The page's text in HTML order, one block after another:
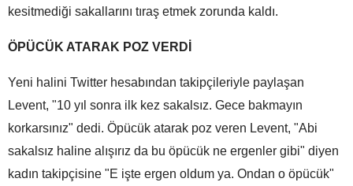
kesitmediği sakallarını tıraş etmek zorunda kaldı.
ÖPÜCÜK ATARAK POZ VERDİ
Yeni halini Twitter hesabından takipçileriyle paylaşan
Levent, "10 yıl sonra ilk kez sakalsız. Gece bakmayın
korkarsınız" dedi. Öpücük atarak poz veren Levent, "Abi
sakalsız haline alışırız da bu öpücük ne ergenler gibi" diyen
kadın takipçisine "E işte ergen oldum ya. Ondan o öpücük"